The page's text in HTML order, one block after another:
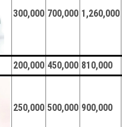
300,000 700,000 1,260,000
200,000 450,000 810,000
250,000 500,000 900,000